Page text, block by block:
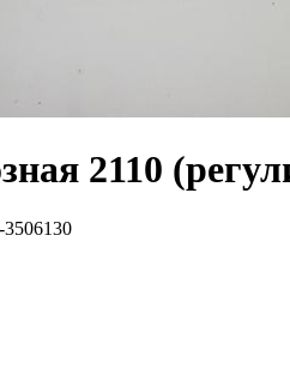
2110
3506130